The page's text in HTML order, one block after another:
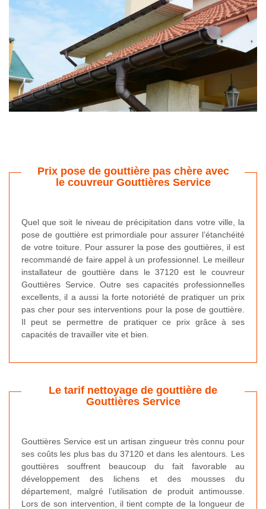
Prix pose de gouttière pas chère avec
le couvreur Gouttières Service
Quel que soit le niveau de précipitation dans votre ville, la
pose de gouttière est primordiale pour assurer l’étanchéité
de votre toiture. Pour assurer la pose des gouttières, il est
recommandé de faire appel à un professionnel. Le meilleur
installateur de gouttière dans le 37120 est le couvreur
Gouttières Service. Outre ses capacités professionnelles
excellents, il a aussi la forte notoriété de pratiquer un prix
pas cher pour ses interventions pour la pose de gouttière.
Il peut se permettre de pratiquer ce prix grâce à ses
capacités de travailler vite et bien.
Le tarif nettoyage de gouttière de
Gouttières Service
Gouttières Service est un artisan zingueur très connu pour
ses coûts les plus bas du 37120 et dans les alentours. Les
gouttières souffrent beaucoup du fait favorable au
développement des lichens et des mousses du
département, malgré l’utilisation de produit antimousse.
Lors de son intervention, il tient compte de la longueur de